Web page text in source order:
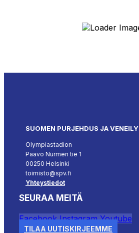
SUOMEN PURJEHDUS JA VENEILY
Olympiastadion
Paavo Nurmen tie 1
00250 Helsinki
toimisto@spv.fi
Yhteystiedot
SEURAA MEITÄ
Facebook Instagram Youtube
TILAA UUTISKIRJEEMME